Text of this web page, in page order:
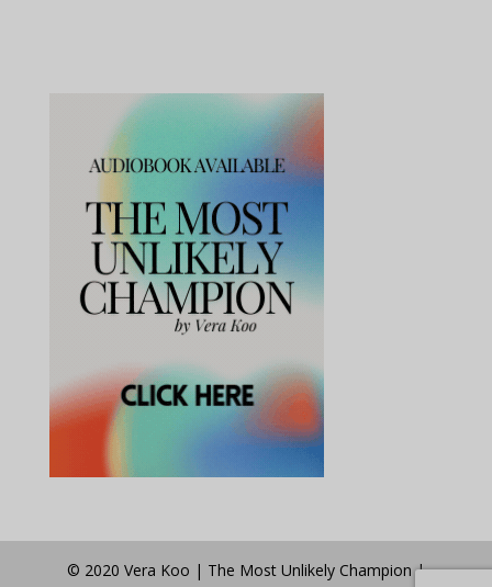
© 2020 Vera Koo | The Most Unlikely Champion |